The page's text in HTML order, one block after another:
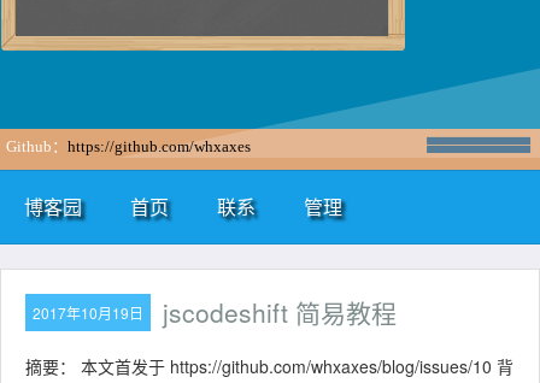
Github： https://github.com/whxaxes
博客园 首页 联系 管理
2017年10月19日 jscodeshift 简易教程
摘要： 本文首发于 https://github.com/whxaxes/blog/issues/10 背